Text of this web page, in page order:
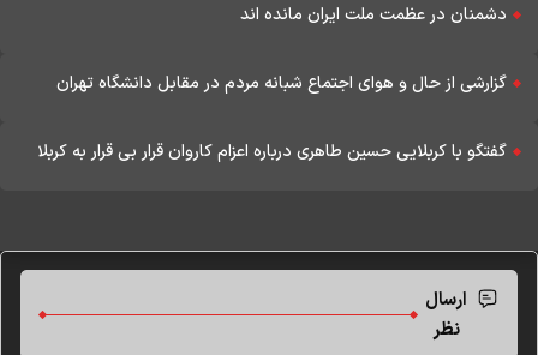
دشمنان در عظمت ملت ایران مانده اند
گزارشی از حال و هوای اجتماع شبانه مردم در مقابل دانشگاه تهران
گفتگو با کربلایی حسین طاهری درباره اعزام کاروان قرار بی قرار به کربلا
ارسال
نظر